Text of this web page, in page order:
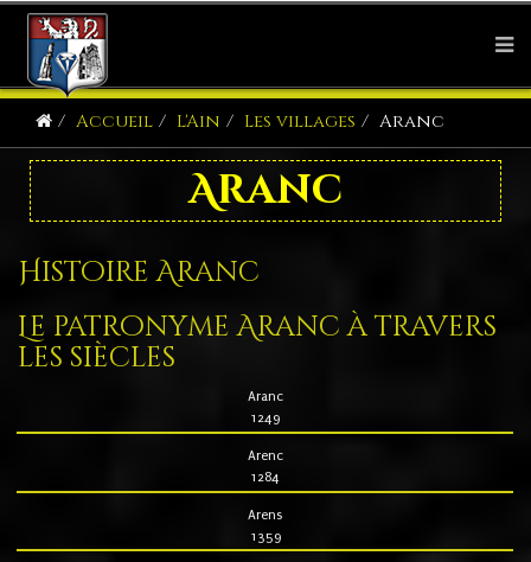
Accueil L'Ain Les villages Aranc
Aranc
Histoire Aranc
Le patronyme Aranc à travers
les siècles
Aranc
1249
Arenc
1284
Arens
1359